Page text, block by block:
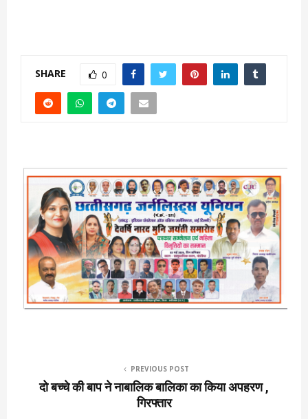
SHARE 0
PREVIOUS POST
दो बच्चे की बाप ने नाबालिक बालिका का किया अपहरण ,
गिरफ्तार